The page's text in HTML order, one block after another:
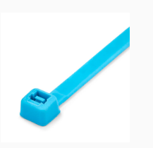
Produktseite
gewählt
werden